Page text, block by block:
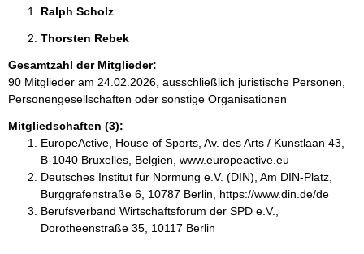
Ralph Scholz
Thorsten Rebek
Gesamtzahl der Mitglieder:
90 Mitglieder am 24.02.2026, ausschließlich juristische Personen,
Personengesellschaften oder sonstige Organisationen
Mitgliedschaften (3):
EuropeActive, House of Sports, Av. des Arts / Kunstlaan 43,
B-1040 Bruxelles, Belgien, www.europeactive.eu
Deutsches Institut für Normung e.V. (DIN), Am DIN-Platz,
Burggrafenstraße 6, 10787 Berlin, https://www.din.de/de
Berufsverband Wirtschaftsforum der SPD e.V.,
Dorotheenstraße 35, 10117 Berlin